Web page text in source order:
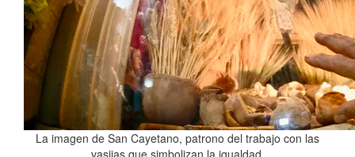
La imagen de San Cayetano, patrono del trabajo con las
vasijas que simbolizan la igualdad.